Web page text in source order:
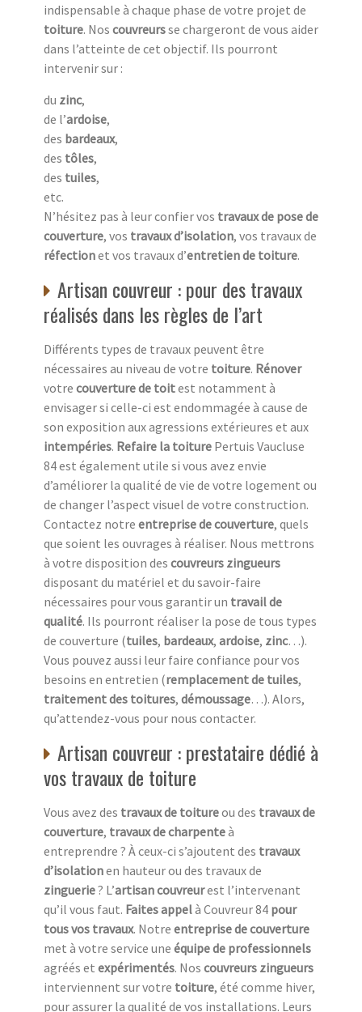
indispensable à chaque phase de votre projet de
toiture. Nos couvreursse chargeront de vous aider
dans l’atteinte de cet objectif. Ils pourront
intervenir sur :
du zinc,
de l’ardoise,
des bardeaux,
des tôles,
des tuiles,
etc.
N’hésitez pas à leur confier vos travaux de pose de
couverture, vos travaux d’isolation, vos travaux de
réfectionet vos travaux d’entretien de toiture.
Artisan couvreur : pour des travaux
réalisés dans les règles de l’art
Différents types de travaux peuvent être
nécessaires au niveau de votre toiture. Rénover
votre couverture de toitest notamment à
envisager si celle-ci est endommagée à cause de
son exposition aux agressions extérieures et aux
intempéries. Refaire la toiture Pertuis Vaucluse
84 est également utile si vous avez envie
d’améliorer la qualité de vie de votre logement ou
de changer l’aspect visuel de votre construction.
Contactez notre entreprise de couverture, quels
que soient les ouvrages à réaliser. Nous mettrons
à votre disposition des couvreurs zingueurs
disposant du matériel et du savoir-faire
nécessaires pour vous garantir un travail de
qualité. Ils pourront réaliser la pose de tous types
de couverture (tuiles, bardeaux, ardoise, zinc…).
Vous pouvez aussi leur faire confiance pour vos
besoins en entretien (remplacement de tuiles,
traitement des toitures, démoussage…). Alors,
qu’attendez-vous pour nous contacter.
Artisan couvreur : prestataire dédié à
vos travaux de toiture
Vous avez des travaux de toitureou des travaux de
couverture, travaux de charpenteà
entreprendre ? À ceux-ci s’ajoutent des travaux
d’isolationen hauteur ou des travaux de
zinguerie? L’artisan couvreurest l’intervenant
qu’il vous faut. Faites appelà Couvreur 84 pour
tous vos travaux. Notre entreprise de couverture
met à votre service une équipe de professionnels
agréés et expérimentés. Nos couvreurs zingueurs
interviennent sur votre toiture, été comme hiver,
pour assurer la qualité de vos installations. Leurs